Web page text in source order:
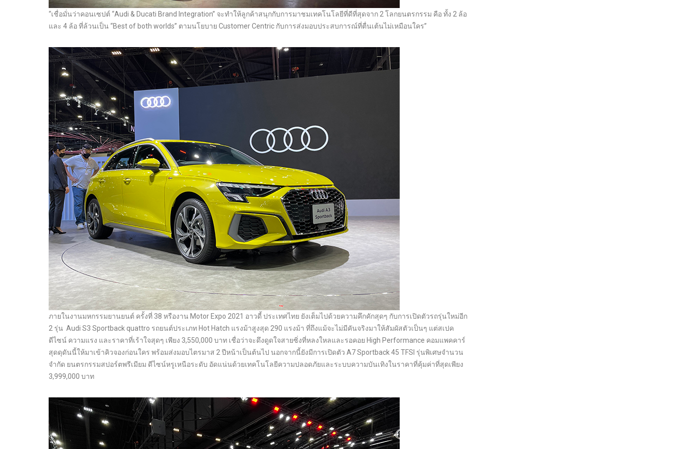
“เชื่อมั่นว่าคอนเซปต์ “Audi & Ducati Brand Integration” จะทำให้ลูกค้าสนุกกับการมาชมเทคโนโลยีที่ดีที่สุดจาก 2 โลกยนตรกรรม คือ ทั้ง 2 ล้อ
และ 4 ล้อ ที่ล้วนเป็น “Best of both worlds” ตามนโยบาย Customer Centric กับการส่งมอบประสบการณ์ที่ตื่นเต้นไม่เหมือนใคร”
ภายในงานมหกรรมยานยนต์ ครั้งที่ 38 หรืองาน Motor Expo 2021 อาวดี้ ประเทศไทย ยังเต็มไปด้วยความคึกคักสุดๆ กับการเปิดตัวรถรุ่นใหม่อีก
2 รุ่น Audi S3 Sportback quattro รถยนต์ประเภท Hot Hatch แรงม้าสูงสุด 290 แรงม้า ที่ถึงแม้จะไม่มีคันจริงมาให้สัมผัสตัวเป็นๆ แต่สเปค
ดีไซน์ ความแรง และราคาที่เร้าใจสุดๆ เพียง 3,550,000 บาท เชื่อว่าจะดึงดูดใจสายซิ่งที่หลงใหลและรอคอย High Performance คอมแพคคาร์
สุดดุดันนี้ให้มาเข้าคิวจองก่อนใคร พร้อมส่งมอบไตรมาส 2 ปีหน้าเป็นต้นไป นอกจากนี้ยังมีการเปิดตัว A7 Sportback 45 TFSI รุ่นพิเศษจำนวน
จำกัด ยนตรกรรมสปอร์ตพรีเมียม ดีไซน์หรูเหนือระดับ อัดแน่นด้วยเทคโนโลยีความปลอดภัยและระบบความบันเทิงในราคาที่คุ้มค่าที่สุดเพียง
3,999,000 บาท